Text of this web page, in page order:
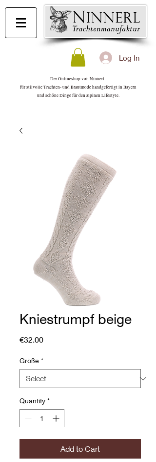
Log In
Der Onlineshop von Ninnerl
für stilvolle Trachten- und Brautmode handgefertigt in Bayern
und schöne Dinge für den alpinen Lifestyle.
Kniestrumpf beige
€32.00Price
Größe *
Quantity *
Add to Cart